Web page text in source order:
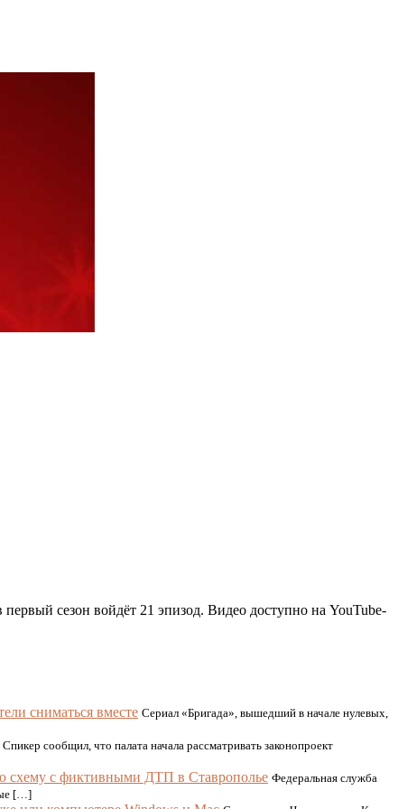
сезон войдёт 21 эпизод. Видео доступно на YouTube-
сниматься вместе Сериал «Бригада», вышедший в начале нулевых,
Спикер сообщил, что палата начала рассматривать законопроект
с фиктивными ДТП в Ставрополье Федеральная служба
[…]